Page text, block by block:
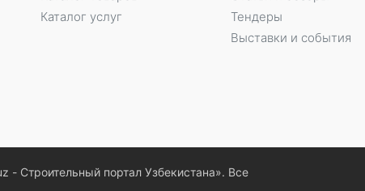
Каталог услуг
Тендеры
Выставки и события
- Строительный портал Узбекистана». Все